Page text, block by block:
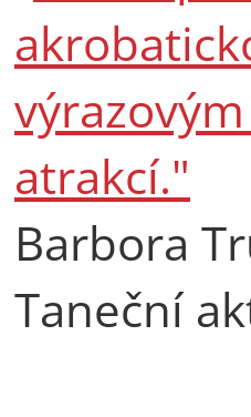
atrakcí."
Barbora
Taneční